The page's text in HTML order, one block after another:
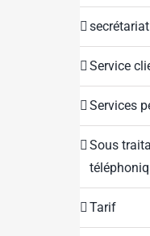
Service
Services
Sous
Tarif